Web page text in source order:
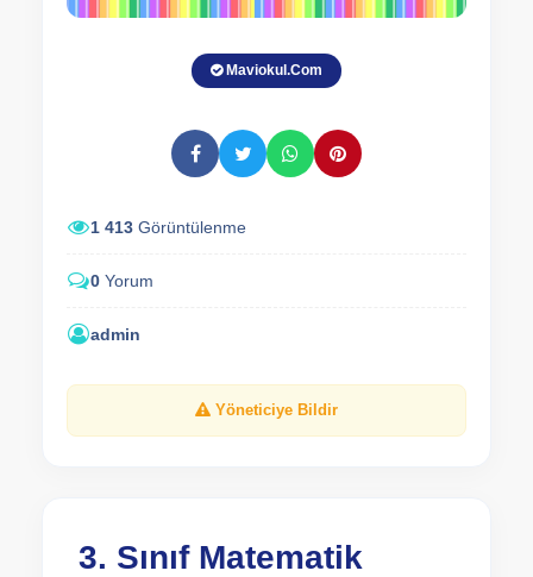
Maviokul.Com
1 413 Görüntülenme
0 Yorum
admin
Yöneticiye Bildir
3. Sınıf Matematik